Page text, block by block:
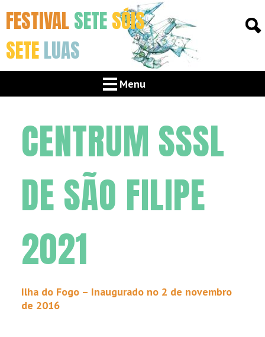
FESTIVALSETESÓIS
SETELUAS
Menu
CENTRUM SSSL
DE SÃO FILIPE
2021
Ilha do Fogo – Inaugurado no 2 de novembro
de 2016